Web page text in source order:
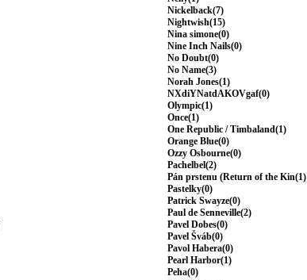
Nickelback(7)
Nightwish(15)
Nina simone(0)
Nine Inch Nails(0)
No Doubt(0)
No Name(3)
Norah Jones(1)
NXdiYNatdAKOVgaf(0)
Olympic(1)
Once(1)
One Republic / Timbaland(1)
Orange Blue(0)
Ozzy Osbourne(0)
Pachelbel(2)
Pán prstenu (Return of the Kin(1)
Pastelky(0)
Patrick Swayze(0)
Paul de Senneville(2)
Pavel Dobes(0)
Pavel Šváb(0)
Pavol Habera(0)
Pearl Harbor(1)
Peha(0)